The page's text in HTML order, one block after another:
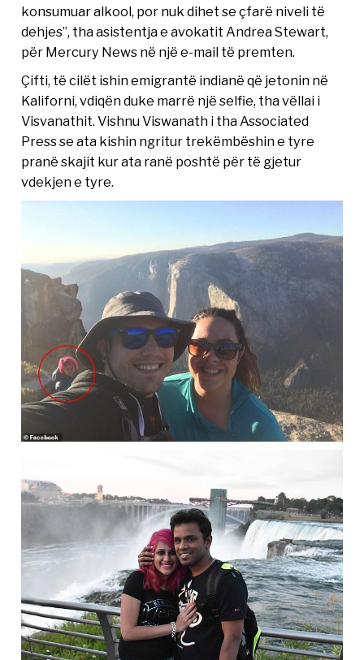
konsumuar alkool, por nuk dihet se çfarë niveli të
dehjes”, tha asistentja e avokatit Andrea Stewart,
për Mercury News në një e-mail të premten.
Çifti, të cilët ishin emigrantë indianë që jetonin në
Kaliforni, vdiqën duke marrë një selfie, tha vëllai i
Visvanathit. Vishnu Viswanath i tha Associated
Press se ata kishin ngritur trekëmbëshin e tyre
pranë skajit kur ata ranë poshtë për të gjetur
vdekjen e tyre.